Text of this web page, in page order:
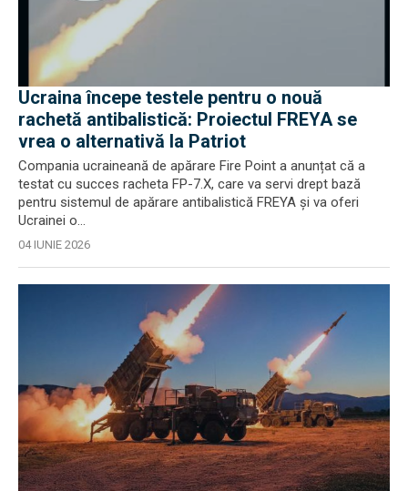
Ucraina începe testele pentru o nouă
rachetă antibalistică: Proiectul FREYA se
vrea o alternativă la Patriot
Compania ucraineană de apărare Fire Point a anunțat că a
testat cu succes racheta FP-7.X, care va servi drept bază
pentru sistemul de apărare antibalistică FREYA și va oferi
Ucrainei o...
04 IUNIE 2026